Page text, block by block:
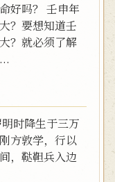
好吗？ 壬申年
？要想知道壬
？就必须了解
时降生于三万
方敦学，行以
，鞑靼兵入边